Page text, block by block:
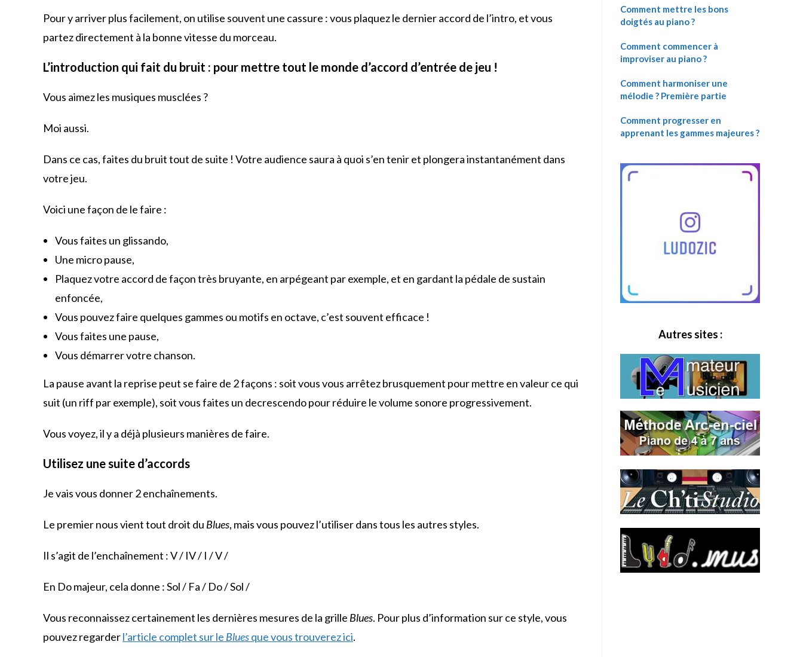
Pour y arriver plus facilement, on utilise souvent une cassure : vous plaquez le dernier accord de l’intro, et vous
partez directement à la bonne vitesse du morceau.
L’introduction qui fait du bruit : pour mettre tout le monde d’accord d’entrée de jeu !
Vous aimez les musiques musclées ?
Moi aussi.
Dans ce cas, faites du bruit tout de suite ! Votre audience saura à quoi s’en tenir et plongera instantanément dans
votre jeu.
Voici une façon de le faire :
Vous faites un glissando,
Une micro pause,
Plaquez votre accord de façon très bruyante, en arpégeant par exemple, et en gardant la pédale de sustain
enfoncée,
Vous pouvez faire quelques gammes ou motifs en octave, c’est souvent efficace !
Vous faites une pause,
Vous démarrer votre chanson.
La pause avant la reprise peut se faire de 2 façons : soit vous vous arrêtez brusquement pour mettre en valeur ce qui
suit (un riff par exemple), soit vous faites un decrescendo pour réduire le volume sonore progressivement.
Vous voyez, il y a déjà plusieurs manières de faire.
Utilisez une suite d’accords
Je vais vous donner 2 enchaînements.
Le premier nous vient tout droit du Blues, mais vous pouvez l’utiliser dans tous les autres styles.
Il s’agit de l’enchaînement : V / IV / I / V /
En Do majeur, cela donne : Sol / Fa / Do / Sol /
Vous reconnaissez certainement les dernières mesures de la grille Blues. Pour plus d’information sur ce style, vous
pouvez regarderl’article complet sur le Bluesque vous trouverez ici.
Comment mettre les bons
doigtés au piano ?
Comment commencer à
improviser au piano ?
Comment harmoniser une
mélodie ? Première partie
Comment progresser en
apprenant les gammes majeures ?
Autres sites :